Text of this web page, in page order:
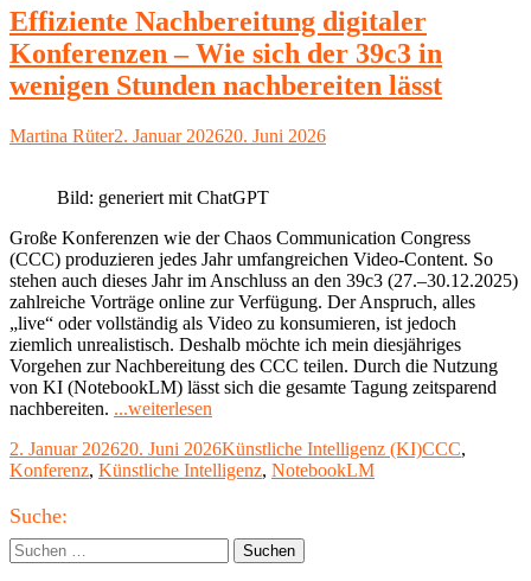
Effiziente Nachbereitung digitaler
Konferenzen – Wie sich der 39c3 in
wenigen Stunden nachbereiten lässt
Autor
Martina RüterVeröffentlicht
2. Januar 202620. Juni 2026
Bild: generiert mit ChatGPT
Große Konferenzen wie der Chaos Communication Congress
(CCC) produzieren jedes Jahr umfangreichen Video‑Content. So
stehen auch dieses Jahr im Anschluss an den 39c3 (27.–30.12.2025)
zahlreiche Vorträge online zur Verfügung. Der Anspruch, alles
„live“ oder vollständig als Video zu konsumieren, ist jedoch
ziemlich unrealistisch. Deshalb möchte ich mein diesjähriges
Vorgehen zur Nachbereitung des CCC teilen. Durch die Nutzung
von KI (NotebookLM) lässt sich die gesamte Tagung zeitsparend
nachbereiten. ...weiterlesen
digitaler
Konferenzen
sich
der
Veröffentlicht
am
2. Januar 202620. Juni 2026Kategorien
Künstliche Intelligenz (KI)Schlagwörter
CCC,
Konferenz, Künstliche Intelligenz, NotebookLM
Haupt-
Seitenleiste
Suche:
Suchen
nach: